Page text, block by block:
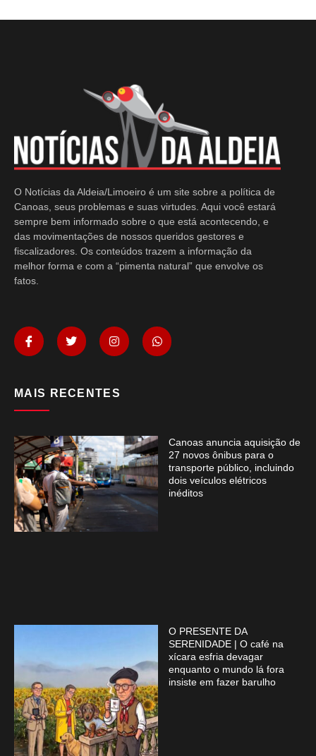
O Notícias da Aldeia/Limoeiro é um site sobre a política de
Canoas, seus problemas e suas virtudes. Aqui você estará
sempre bem informado sobre o que está acontecendo, e
das movimentações de nossos queridos gestores e
fiscalizadores. Os conteúdos trazem a informação da
melhor forma e com a “pimenta natural” que envolve os
fatos.
MAIS RECENTES
Canoas anuncia aquisição de
27 novos ônibus para o
transporte público, incluindo
dois veículos elétricos
inéditos
O PRESENTE DA
SERENIDADE | O café na
xícara esfria devagar
enquanto o mundo lá fora
insiste em fazer barulho